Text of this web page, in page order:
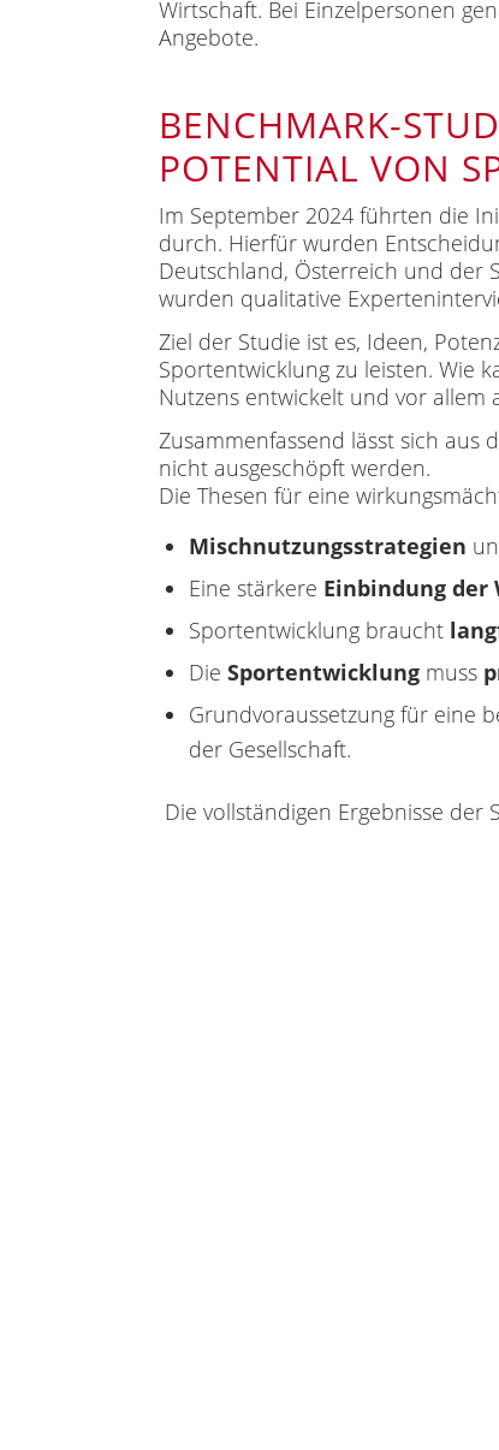
Wirtschaft. Bei Einzelpersonen
Angebote.
BENCHMARK-
POTENTIAL VON
Im September 2024 führten die
durch. Hierfür wurden
Deutschland, Österreich und der
wurden qualitative
Ziel der Studie ist es, Ideen,
Sportentwicklung zu leisten. Wie
Nutzens entwickelt und vor allem
Zusammenfassend lässt sich aus
nicht ausgeschöpft werden.
Die Thesen für eine
Mischnutzungsstrategien
Eine stärkere Einbindung der
Sportentwicklung braucht
Die Sportentwicklung muss
Grundvoraussetzung für eine
der Gesellschaft.
Die vollständigen Ergebnisse der